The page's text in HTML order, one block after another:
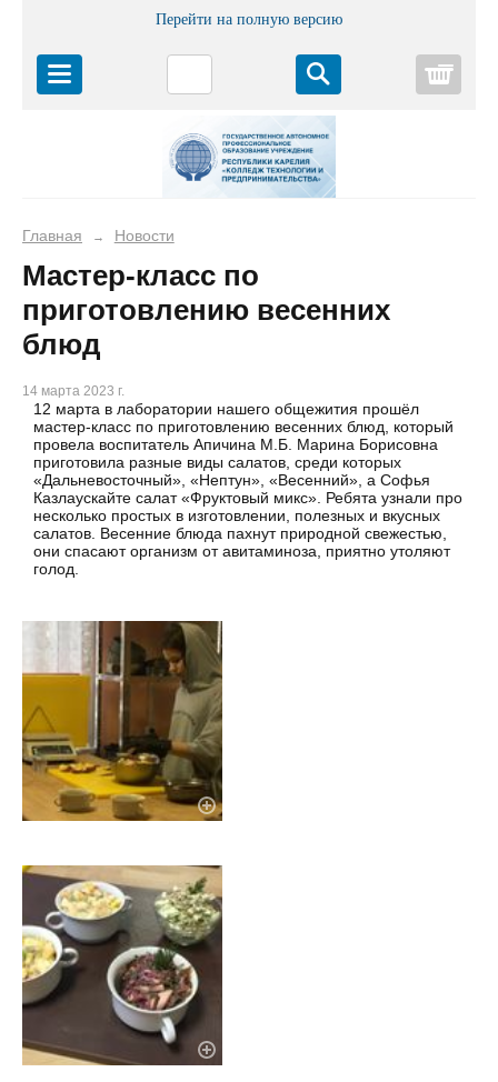
Перейти на полную версию
Главная → Новости
Мастер-класс по
приготовлению весенних
блюд
14 марта 2023 г.
12 марта в лаборатории нашего общежития прошёл
мастер-класс по приготовлению весенних блюд, который
провела воспитатель Апичина М.Б. Марина Борисовна
приготовила разные виды салатов, среди которых
«Дальневосточный», «Нептун», «Весенний», а Софья
Казлаускайте салат «Фруктовый микс». Ребята узнали про
несколько простых в изготовлении, полезных и вкусных
салатов. Весенние блюда пахнут природной свежестью,
они спасают организм от авитаминоза, приятно утоляют
голод.